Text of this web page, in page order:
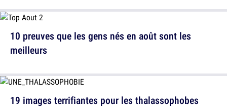
19 images terrifiantes pour les thalassophobes
10 preuves que les gens nés en août sont les
meilleurs